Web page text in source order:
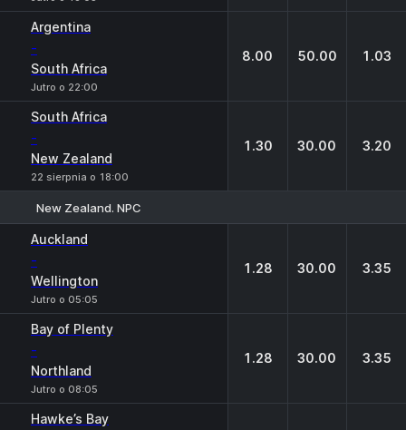
Argentina
-
South Africa
Jutro o 22:00
8.00 50.00 1.03
South Africa
-
New Zealand
22 sierpnia o 18:00
1.30 30.00 3.20
New Zealand. NPC
Auckland
-
Wellington
Jutro o 05:05
1.28 30.00 3.35
Bay of Plenty
-
Northland
Jutro o 08:05
1.28 30.00 3.35
Hawke’s Bay